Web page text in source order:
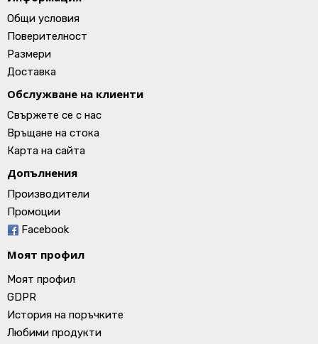
Общи условия
Поверителност
Размери
Доставка
Обслужване на клиенти
Свържете се с нас
Връщане на стока
Карта на сайта
Допълнения
Производители
Промоции
Facebook
Моят профил
Моят профил
GDPR
История на поръчките
Любими продукти